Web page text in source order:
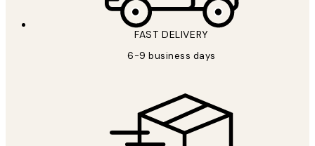
FAST DELIVERY
6-9 business days